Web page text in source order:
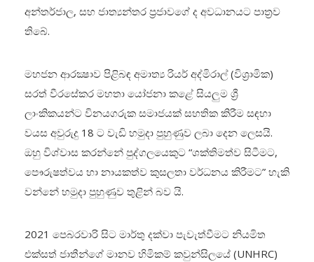
අන්තර්ජාල, සහ ජාත්‍යන්තර ප්‍රජාවගේ ද අවධානයට පාත්‍රව
තිබේ.
මහජන ආරක්‍ෂාව පිළිබඳ අමාත්‍ය රියර් අද්මිරාල් (විශ්‍රාමික)
සරත් වීරසේකර මහතා යෝජනා කළේ සියලු‍ම ශ්‍රී
ලාංකිකයන්ට විනයගරුක සමාජයක් සහතික කිරීම සඳහා
වයස අවුරුදු 18 ට වැඩි හමුදා පුහුණුව ලබා දෙන ලෙසයි.
ඔහු විශ්වාස කරන්නේ පුද්ගලයෙකුට “ශක්තිමත්ව සිටීමට,
පෞරුෂත්වය හා නායකත්ව කුසලතා වර්ධනය කිරීමට” හැකි
වන්නේ හමුදා පුහුණුව තුළින් බව යි.
2021 පෙබරවාරි සිට මාර්තු දක්වා පැවැත්වීමට නියමිත
එක්සත් ජාතීන්ගේ මානව හිමිකම් කවුන්සිලයේ (UNHRC)